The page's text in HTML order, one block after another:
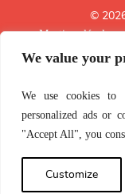
We value your
We use cookies to
personalized ads or
"Accept All", you
Customize
©
Mentions légales